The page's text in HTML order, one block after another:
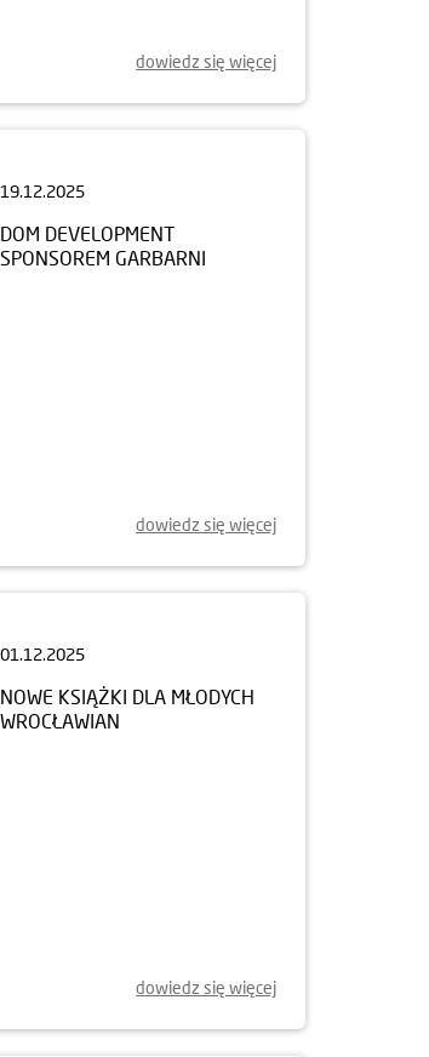
dowiedz się więcej
DOM DEVELOPMENT
SPONSOREM GARBARNI
dowiedz się więcej
NOWE KSIĄŻKI DLA MŁODYCH
WROCŁAWIAN
dowiedz się więcej